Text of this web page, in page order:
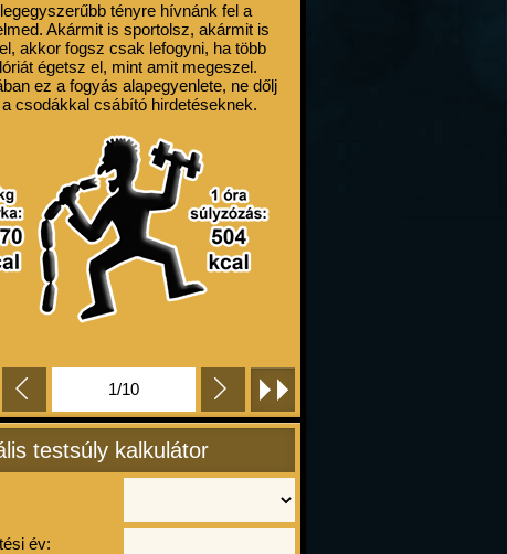
tényre hívnánk fel a
Akármit is sportolsz, akármit is
akkor fogsz csak lefogyni, ha több
égetsz el, mint amit megeszel.
ez a fogyás alapegyenlete, ne dőlj
a csodákkal csábító hirdetéseknek.
1/10
testsúly kalkulátor
év: